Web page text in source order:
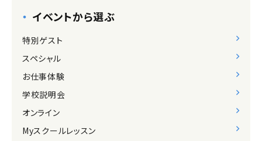
イベントから選ぶ
特別ゲスト
スペシャル
お仕事体験
学校説明会
オンライン
Myスクールレッスン